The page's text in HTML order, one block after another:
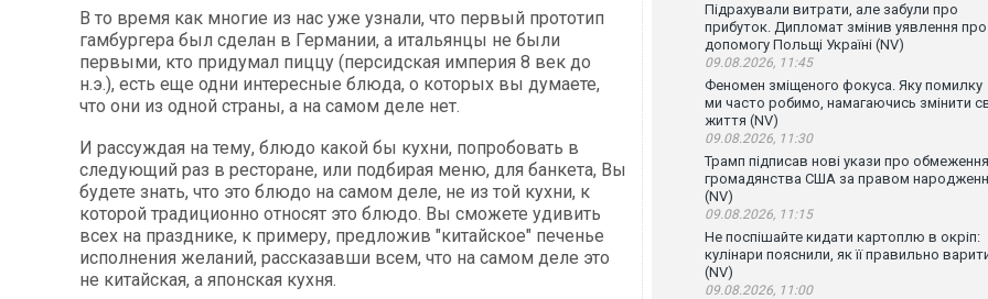
В то время как многие из нас уже узнали, что первый прототип
гамбургера был сделан в Германии, а итальянцы не были
первыми, кто придумал пиццу (персидская империя 8 век до
н.э.), есть еще одни интересные блюда, о которых вы думаете,
что они из одной страны, а на самом деле нет.
И рассуждая на тему, блюдо какой бы кухни, попробовать в
следующий раз в ресторане, или подбирая меню, для банкета, Вы
будете знать, что это блюдо на самом деле, не из той кухни, к
которой традиционно относят это блюдо. Вы сможете удивить
всех на празднике, к примеру, предложив "китайское" печенье
исполнения желаний, рассказавши всем, что на самом деле это
не китайская, а японская кухня.
Підрахували витрати, але забули про
прибуток. Дипломат змінив уявлення про
допомогу Польщі Україні (NV)
09.08.2026, 11:45
Феномен зміщеного фокуса. Яку помилку
ми часто робимо, намагаючись змінити
життя (NV)
09.08.2026, 11:30
Трамп підписав нові укази про обмеження
громадянства США за правом
(NV)
09.08.2026, 11:15
Не поспішайте кидати картоплю в окріп:
кулінари пояснили, як її правильно
(NV)
09.08.2026, 11:00